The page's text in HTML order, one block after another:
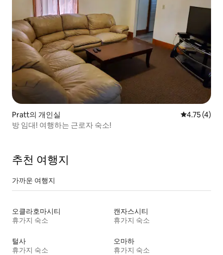
Pratt의 개인실 평점 4.75점
4.75 (4)
방 임대! 여행하는 근로자 숙소!
추천 여행지
가까운 여행지
오클라호마시티
휴가지 숙소
캔자스시티
휴가지 숙소
털사
휴가지 숙소
오마하
휴가지 숙소